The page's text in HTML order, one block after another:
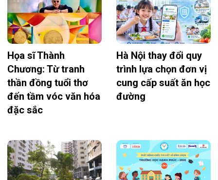
Họa sĩ Thành
Chương: Từ tranh
thần đồng tuổi thơ
đến tầm vóc văn hóa
đặc sắc
Hà Nội thay đổi quy
trình lựa chọn đơn vị
cung cấp suất ăn học
đường